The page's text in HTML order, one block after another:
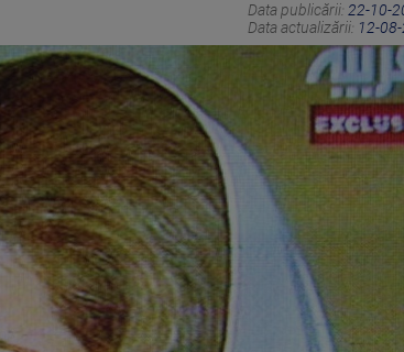
Data publicării: 22-10-
Data actualizării: 12-